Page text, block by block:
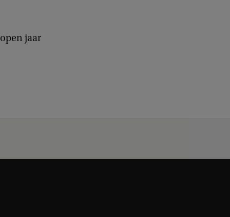
jaar